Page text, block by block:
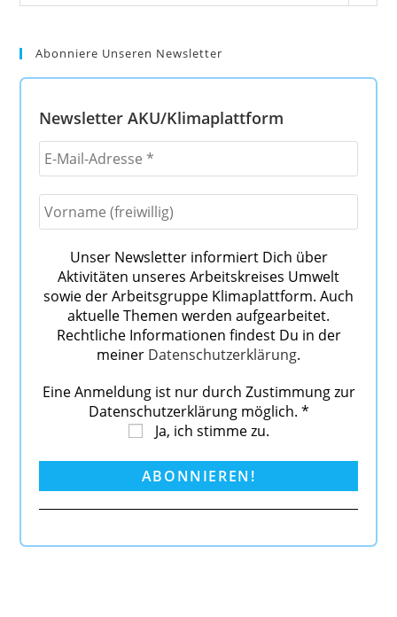
Abonniere Unseren Newsletter
Newsletter AKU/Klimaplattform
Unser Newsletter informiert Dich über
Aktivitäten unseres Arbeitskreises Umwelt
sowie der Arbeitsgruppe Klimaplattform. Auch
aktuelle Themen werden aufgearbeitet.
Rechtliche Informationen findest Du in der
meiner Datenschutzerklärung.
Eine Anmeldung ist nur durch Zustimmung zur
Datenschutzerklärung möglich. *
Ja, ich stimme zu.